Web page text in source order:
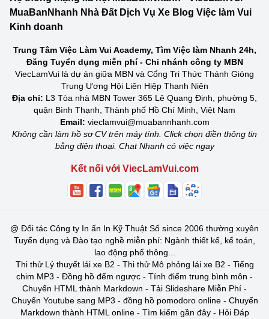
MuaBanNhanh Nhà Đất Dịch Vụ Xe Blog Việc làm Vui
Kinh doanh
Trung Tâm Việc Làm Vui Academy, Tìm Việc làm Nhanh 24h,
Đăng Tuyển dụng miễn phí - Chi nhánh công ty MBN
ViecLamVui là dự án giữa MBN và Cổng Tri Thức Thánh Gióng
Trung Ương Hội Liên Hiệp Thanh Niên
Địa chỉ: L3 Tòa nhà MBN Tower 365 Lê Quang Định, phường 5,
quận Bình Thạnh, Thành phố Hồ Chí Minh, Việt Nam
Email: vieclamvui@muabannhanh.com
Không cần làm hồ sơ CV trên máy tính. Click chọn điền thông tin
bằng điện thoại. Chat Nhanh có việc ngay
Kết nối với ViecLamVui.com
@ Đối tác Công ty In ấn In Kỹ Thuật Số since 2006 thường xuyên
Tuyển dụng và Đào tạo nghề miễn phí: Ngành thiết kế, kế toán,
lao động phổ thông...
Thi thử Lý thuyết lái xe B2 - Thi thử Mô phỏng lái xe B2 - Tiếng
chim MP3 - Đồng hồ đếm ngược - Tính điểm trung bình môn -
Chuyển HTML thành Markdown - Tải Slideshare Miễn Phí -
Chuyển Youtube sang MP3 - đồng hồ pomodoro online- Chuyển
Markdown thành HTML online- Tìm kiếm gần đây- Hỏi Đáp